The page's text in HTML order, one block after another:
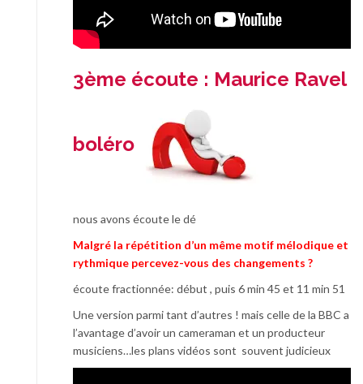
3ème écoute : Maurice Ravel
boléro
nous avons écoute le dé
Malgré la répétition d’un même motif mélodique et
rythmique percevez-vous des changements ?
écoute fractionnée: début , puis 6 min 45 et 11 min 51
Une version parmi tant d’autres ! mais celle de la BBC a
l’avantage d’avoir un cameraman et un producteur
musiciens…les plans vidéos sont souvent judicieux